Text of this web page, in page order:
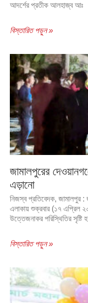
আদর্শের প্রতীক আলহাজ্ব আঃ
বিস্তারিত পড়ুন »
জামালপুরের
এড়ানো
নিজস্ব প্রতিবেদক, জামালপুর :
এলাকায় শুক্রবার (১৭ এপ্রিল
উত্তেজনাকর পরিস্থিতির সৃষ্টি
বিস্তারিত পড়ুন »